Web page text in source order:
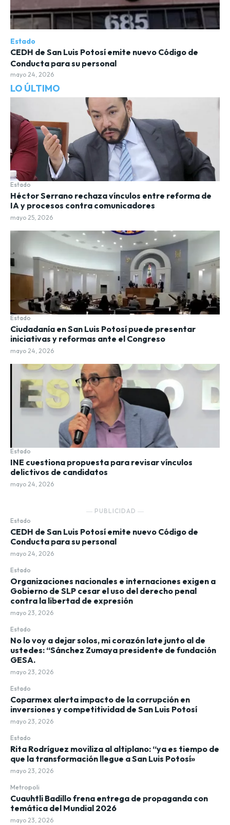
LO ÚLTIMO
Estado
Héctor Serrano rechaza vínculos entre reforma de
IA y procesos contra comunicadores
mayo 25, 2026
Estado
Ciudadanía en San Luis Potosí puede presentar
iniciativas y reformas ante el Congreso
mayo 24, 2026
Estado
INE cuestiona propuesta para revisar vínculos
delictivos de candidatos
mayo 24, 2026
― PUBLICIDAD ―
Estado
CEDH de San Luis Potosí emite nuevo Código de
Conducta para su personal
mayo 24, 2026
Estado
Organizaciones nacionales e internaciones exigen a
Gobierno de SLP cesar el uso del derecho penal
contra la libertad de expresión
mayo 23, 2026
Estado
No lo voy a dejar solos, mi corazón late junto al de
ustedes: “Sánchez Zumaya presidente de fundación
GESA.
mayo 23, 2026
Estado
Coparmex alerta impacto de la corrupción en
inversiones y competitividad de San Luis Potosí
mayo 23, 2026
Estado
Rita Rodríguez moviliza al altiplano: “ya es tiempo de
que la transformación llegue a San Luis Potosí»
mayo 23, 2026
Metropoli
Cuauhtli Badillo frena entrega de propaganda con
temática del Mundial 2026
mayo 23, 2026
Estado
CEDH de San Luis Potosí emite nuevo Código de
Conducta para su personal
mayo 24, 2026